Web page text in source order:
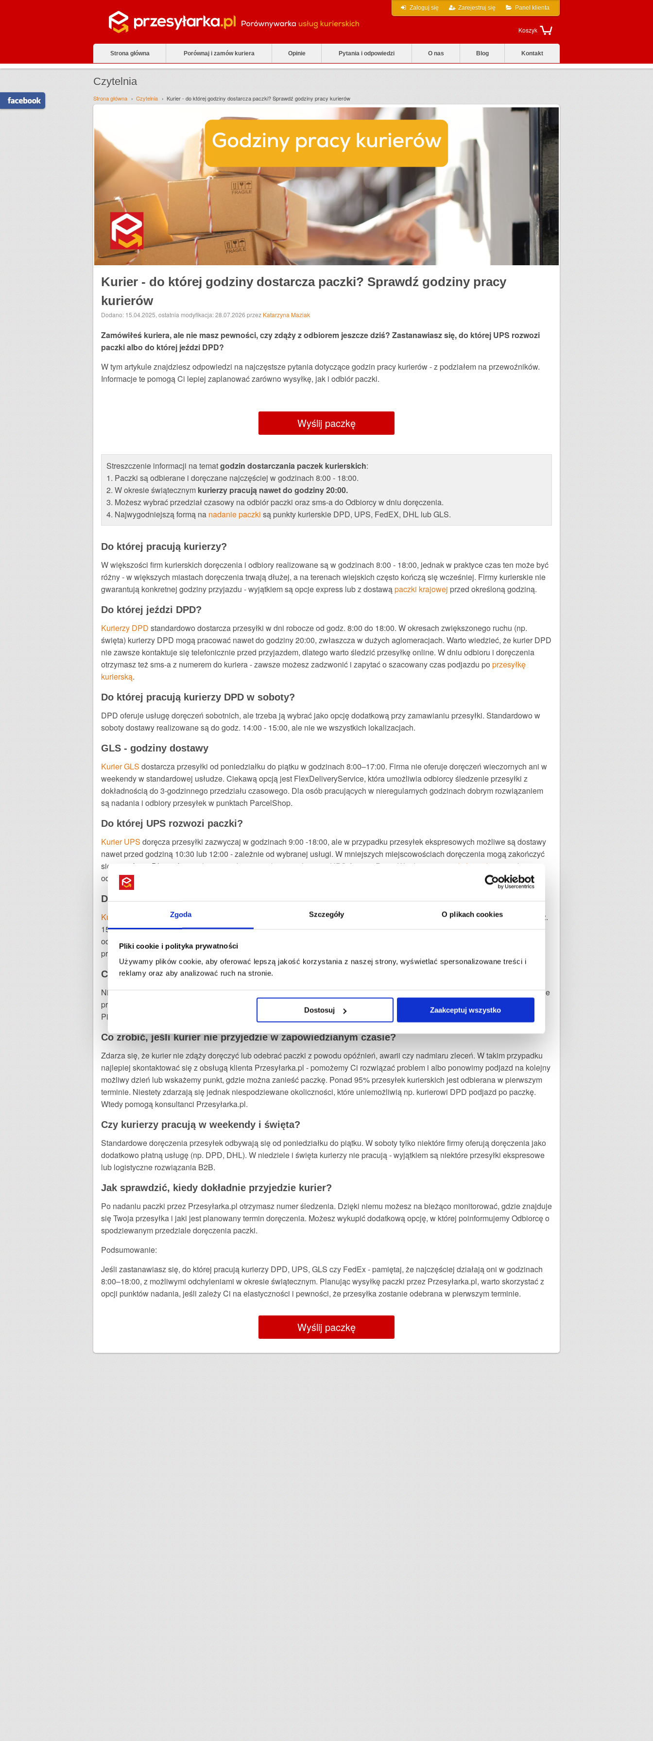
Zgoda Szczegóły O plikach cookies
Pliki cookie i polityka prywatności
Używamy plików cookie, aby oferować lepszą jakość korzystania z naszej strony, wyświetlać spersonalizowane treści i
reklamy oraz aby analizować ruch na stronie.
Dostosuj Zaakceptuj wszystko
Zaloguj się Zarejestruj się Panel klienta
Koszyk
Strona główna Porównaj i zamów kuriera Opinie Pytania i odpowiedzi O nas Blog Kontakt
Czytelnia
Strona główna Czytelnia Kurier - do której godziny dostarcza paczki? Sprawdź godziny pracy kurierów
Kurier - do której godziny dostarcza paczki? Sprawdź godziny pracy
kurierów
Dodano: 15.04.2025, ostatnia modyfikacja: 28.07.2026 przez Katarzyna Maziak
Zamówiłeś kuriera, ale nie masz pewności, czy zdąży z odbiorem jeszcze dziś? Zastanawiasz się, do której UPS rozwozi
paczki albo do której jeździ DPD?
W tym artykule znajdziesz odpowiedzi na najczęstsze pytania dotyczące godzin pracy kurierów - z podziałem na przewoźników.
Informacje te pomogą Ci lepiej zaplanować zarówno wysyłkę, jak i odbiór paczki.
Wyślij paczkę
Streszczenie informacji na tematgodzin dostarczania paczek kurierskich:
1. Paczki są odbierane i doręczane najczęściej w godzinach 8:00 - 18:00.
2. W okresie świątecznym kurierzy pracują nawet do godziny 20:00.
3. Możesz wybrać przedział czasowy na odbiór paczki oraz sms-a do Odbiorcy w dniu doręczenia.
4. Najwygodniejszą formą na nadanie paczki są punkty kurierskie DPD, UPS, FedEX, DHL lub GLS.
Do której pracują kurierzy?
W większości firm kurierskich doręczenia i odbiory realizowane są w godzinach 8:00 - 18:00, jednak w praktyce czas ten może być
różny - w większych miastach doręczenia trwają dłużej, a na terenach wiejskich często kończą się wcześniej. Firmy kurierskie nie
gwarantują konkretnej godziny przyjazdu - wyjątkiem są opcje express lub z dostawąpaczki krajowej przed określoną godziną.
Do której jeździ DPD?
Kurierzy DPD standardowo dostarcza przesyłki w dni robocze od godz. 8:00 do 18:00. W okresach zwiększonego ruchu (np.
święta) kurierzy DPD mogą pracować nawet do godziny 20:00, zwłaszcza w dużych aglomeracjach. Warto wiedzieć, że kurier DPD
nie zawsze kontaktuje się telefonicznie przed przyjazdem, dlatego warto śledzić przesyłkę online. W dniu odbioru i doręczenia
otrzymasz też sms-a z numerem do kuriera - zawsze możesz zadzwonić i zapytać o szacowany czas podjazdu po przesyłkę
kurierską.
Do której pracują kurierzy DPD w soboty?
DPD oferuje usługę doręczeń sobotnich, ale trzeba ją wybrać jako opcję dodatkową przy zamawianiu przesyłki. Standardowo w
soboty dostawy realizowane są do godz. 14:00 - 15:00, ale nie we wszystkich lokalizacjach.
GLS - godziny dostawy
Kurier GLS dostarcza przesyłki od poniedziałku do piątku w godzinach 8:00–17:00. Firma nie oferuje doręczeń wieczornych ani w
weekendy w standardowej usłudze. Ciekawą opcją jest FlexDeliveryService, która umożliwia odbiorcy śledzenie przesyłki z
dokładnością do 3-godzinnego przedziału czasowego. Dla osób pracujących w nieregularnych godzinach dobrym rozwiązaniem
są nadania i odbiory przesyłek w punktach ParcelShop.
Do której UPS rozwozi paczki?
Kurier UPS doręcza przesyłki zazwyczaj w godzinach 9:00 -18:00, ale w przypadku przesyłek ekspresowych możliwe są dostawy
nawet przed godziną 10:30 lub 12:00 - zależnie od wybranej usługi. W mniejszych miejscowościach doręczenia mogą zakończyć
się wcześniej. Dla większej elastyczności warto skorzystać z opcji UPS Access Point. Wtedy można
nadać paczkę
w punkcie i
odebrać ją z punktu UPS.
Do której godziny jeździ kurier FedEx?
Kurier FedEx
w Polsce doręcza przesyłki w godzinach 8:00 - 17:00. Odbiory realizowane są zazwyczaj nieco wcześniej - do godz.
15:00. Doręczenia wieczorne lub weekendowe nie są dostępne w standardowej usłudze, jednak FedEx umożliwia planowanie
odbioru paczki od nadawcy w określonych przedziałach czasowych. Składając zamówienie wybierz opcję nadania w wybranych
przedziałach czasowych. Jest ona dodatkowo płatna.
Czy mogę wybrać konkretną godzinę odbioru lub dostawy paczki?
Niestety, przy standardowych przesyłkach nie ma możliwości wyboru konkretnej godziny. Przewoźnicy jedynie podają orientacyjne
przedziały czasowe, najcześciej 2-4 godzinne. Chcesz mieć większą kontrolę? Skorzystaj z nadania paczki w punkcie (np. DPD
Pickup, GLS ParcelShop), gdzie sam decydujesz, kiedy przekazujesz paczkę kurierowi.
Co zrobić, jeśli kurier nie przyjedzie w zapowiedzianym czasie?
Zdarza się, że kurier nie zdąży doręczyć lub odebrać paczki z powodu opóźnień, awarii czy nadmiaru zleceń. W takim przypadku
najlepiej skontaktować się z obsługą klienta Przesyłarka.pl - pomożemy Ci rozwiązać problem i albo ponowimy podjazd na kolejny
możliwy dzień lub wskażemy punkt, gdzie można zanieść paczkę. Ponad 95% przesyłek kurierskich jest odbierana w pierwszym
terminie. Niestety zdarzają się jednak niespodziewane okoliczności, które uniemożliwią np. kurierowi DPD podjazd po paczkę.
Wtedy pomogą konsultanci Przesyłarka.pl.
Czy kurierzy pracują w weekendy i święta?
Standardowe doręczenia przesyłek odbywają się od poniedziałku do piątku. W soboty tylko niektóre firmy oferują doręczenia jako
dodatkowo płatną usługę (np. DPD, DHL). W niedziele i święta kurierzy nie pracują - wyjątkiem są niektóre przesyłki ekspresowe
lub logistyczne rozwiązania B2B.
Jak sprawdzić, kiedy dokładnie przyjedzie kurier?
Po nadaniu paczki przez Przesyłarka.pl otrzymasz numer śledzenia. Dzięki niemu możesz na bieżąco monitorować, gdzie znajduje
się Twoja przesyłka i jaki jest planowany termin doręczenia. Możesz wykupić dodatkową opcję, w której poinformujemy Odbiorcę o
spodziewanym przedziale doręczenia paczki.
Podsumowanie:
Jeśli zastanawiasz się, do której pracują kurierzy DPD, UPS, GLS czy FedEx - pamiętaj, że najczęściej działają oni w godzinach
8:00–18:00, z możliwymi odchyleniami w okresie świątecznym. Planując wysyłkę paczki przez Przesyłarka.pl, warto skorzystać z
opcji punktów nadania, jeśli zależy Ci na elastyczności i pewności, że przesyłka zostanie odebrana w pierwszym terminie.
Wyślij paczkę